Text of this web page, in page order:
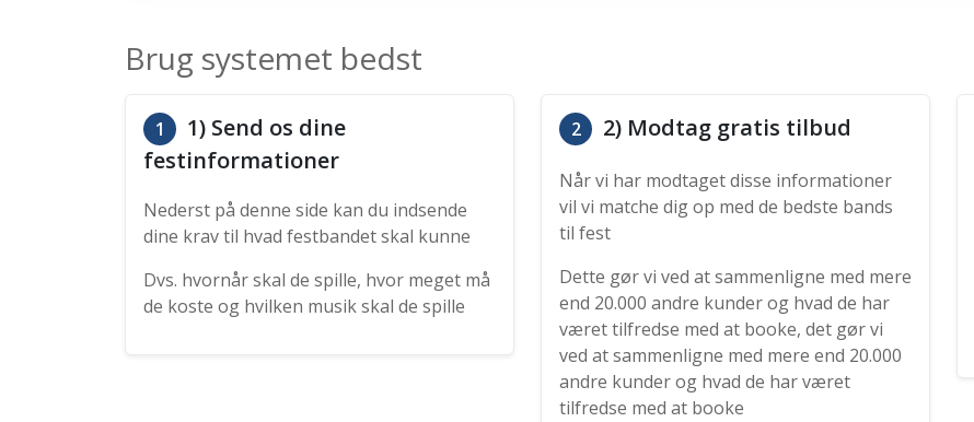
Brug systemet bedst
1
1) Send os dine
festinformationer
Nederst på denne side kan du indsende
dine krav til hvad festbandet skal kunne
Dvs. hvornår skal de spille, hvor meget må
de koste og hvilken musik skal de spille
2 2) Modtag gratis tilbud
Når vi har modtaget disse informationer
vil vi matche dig op med de bedste bands
til fest
Dette gør vi ved at sammenligne med mere
end 20.000 andre kunder og hvad de har
været tilfredse med at booke, det gør vi
ved at sammenligne med mere end 20.000
andre kunder og hvad de har været
tilfredse med at booke